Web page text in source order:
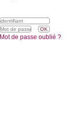
Mot de passe oublié ?